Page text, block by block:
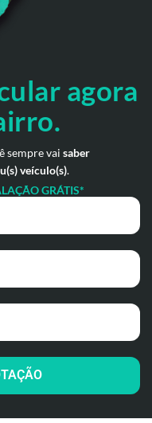
agora
sempre vai saber
veículo(s).
GRÁTIS*